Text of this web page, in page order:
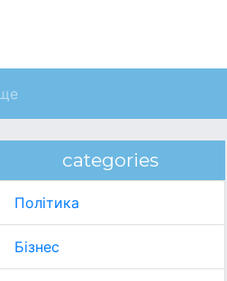
categories
Політика
Бізнес